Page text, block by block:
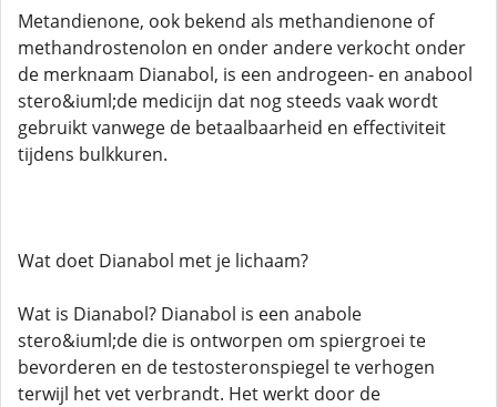
Metandienone, ook bekend als methandienone of
methandrostenolon en onder andere verkocht onder
de merknaam Dianabol, is een androgeen- en anabool
stero&iuml;de medicijn dat nog steeds vaak wordt
gebruikt vanwege de betaalbaarheid en effectiviteit
tijdens bulkkuren.
Wat doet Dianabol met je lichaam?
Wat is Dianabol? Dianabol is een anabole
stero&iuml;de die is ontworpen om spiergroei te
bevorderen en de testosteronspiegel te verhogen
terwijl het vet verbrandt. Het werkt door de